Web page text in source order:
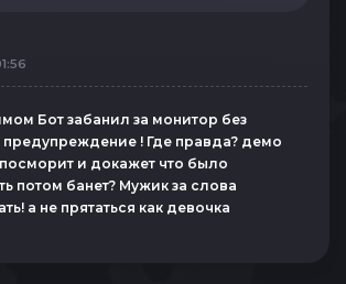
Бот забанил за монитор без
предупреждение ! Где правда? демо
посморит и докажет что было
потом банет? Мужик за слова
а не прятаться как девочка